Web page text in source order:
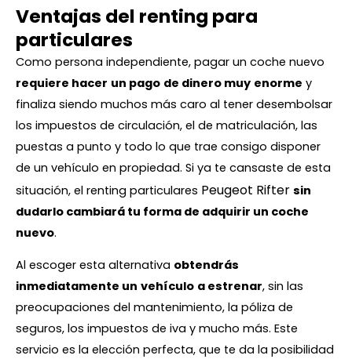
Ventajas del renting para
particulares
Como persona independiente, pagar un coche nuevo
requiere hacer un pago de dinero muy enorme y
finaliza siendo muchos más caro al tener desembolsar
los impuestos de circulación, el de matriculación, las
puestas a punto y todo lo que trae consigo disponer
de un vehículo en propiedad. Si ya te cansaste de esta
situación, el renting particulares Peugeot Rifter sin
dudarlo cambiará tu forma de adquirir un coche
nuevo.
Al escoger esta alternativa obtendrás
inmediatamente un vehículo a estrenar, sin las
preocupaciones del mantenimiento, la póliza de
seguros, los impuestos de iva y mucho más. Este
servicio es la elección perfecta, que te da la posibilidad